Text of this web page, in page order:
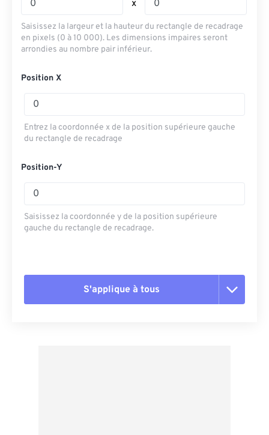
x
Saisissez la largeur et la hauteur du rectangle de recadrage
en pixels (0 à 10 000). Les dimensions impaires seront
arrondies au nombre pair inférieur.
Position X
Entrez la coordonnée x de la position supérieure gauche
du rectangle de recadrage
Position-Y
Saisissez la coordonnée y de la position supérieure
gauche du rectangle de recadrage.
S'applique à tous